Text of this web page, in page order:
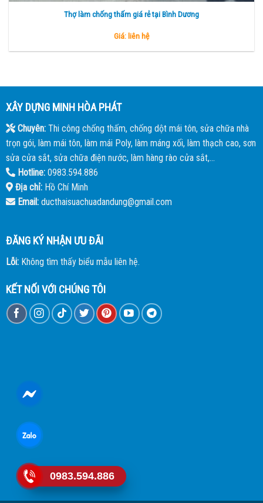
Thợ làm chống thấm giá rẻ tại Bình Dương
Giá: liên hệ
XÂY DỰNG MINH HÒA PHÁT
Chuyên:Thi công chống thấm, chống dột mái tôn, sửa chữa nhà
trọn gói, làm mái tôn, làm mái Poly, làm máng xối, làm thạch cao, sơn
sửa cửa sắt, sửa chữa điện nước, làm hàng rào cửa sắt,...
Hotline:0983.594.886
Địa chỉ:Hồ Chí Minh
Email:ducthaisuachuadandung@gmail.com
ĐĂNG KÝ NHẬN ƯU ĐÃI
Lỗi:Không tìm thấy biểu mẫu liên hệ.
KẾT NỐI VỚI CHÚNG TÔI
0983.594.886